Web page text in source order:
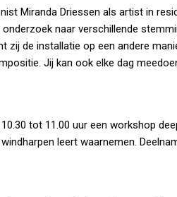
Miranda Driessen als artist in
naar verschillende
zij de installatie op een andere
Jij kan ook elke dag
tot 11.00 uur een workshop
leert waarnemen.